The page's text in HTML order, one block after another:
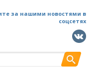
за нашими новостями в
соцсетях